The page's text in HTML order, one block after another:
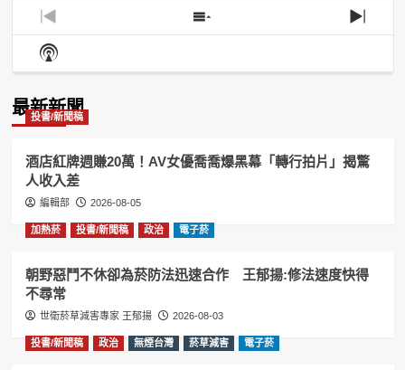
Previous
Episode
Show
Episodes
Next
Show
Podcast
最新新聞
投書/新聞稿
酒店紅牌週賺20萬！AV女優喬喬爆黑幕「轉行拍片」揭驚
人收入差
編輯部 2026-08-05
加熱菸 投書/新聞稿 政治 電子菸
朝野惡鬥不休卻為菸防法迅速合作 王郁揚:修法速度快得
不尋常
世衛菸草減害專家 王郁揚 2026-08-03
投書/新聞稿 政治 無煙台灣 菸草減害 電子菸